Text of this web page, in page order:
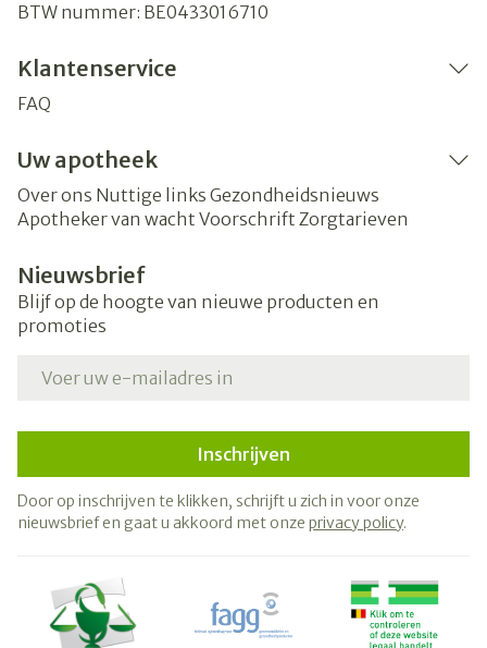
BTW nummer: BE0433016710
Klantenservice
FAQ
Uw apotheek
Over ons Nuttige links Gezondheidsnieuws
Apotheker van wacht Voorschrift Zorgtarieven
Nieuwsbrief
Blijf op de hoogte van nieuwe producten en
promoties
Inschrijven
Door op inschrijven te klikken, schrijft u zich in voor onze
nieuwsbrief en gaat u akkoord met onze privacy policy.